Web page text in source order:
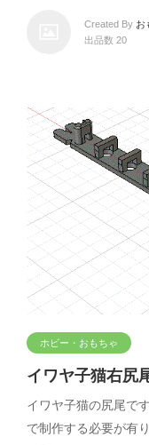
Created By お
出品数 20
ホビー・おもちゃ
イワヤ子猫右尻
イワヤ子猫の尻尾で
で制作する必要が有り